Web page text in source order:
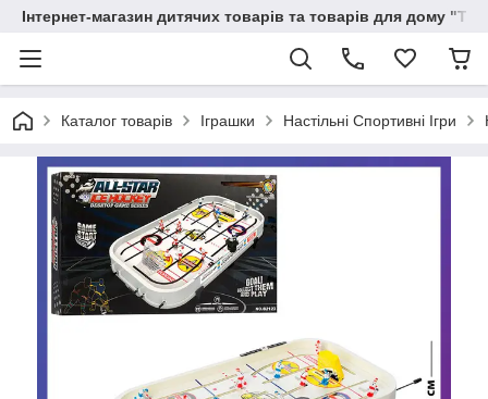
Інтернет-магазин дитячих товарів та товарів для дому
Каталог товарів Іграшки Настільні Спортивні Ігри